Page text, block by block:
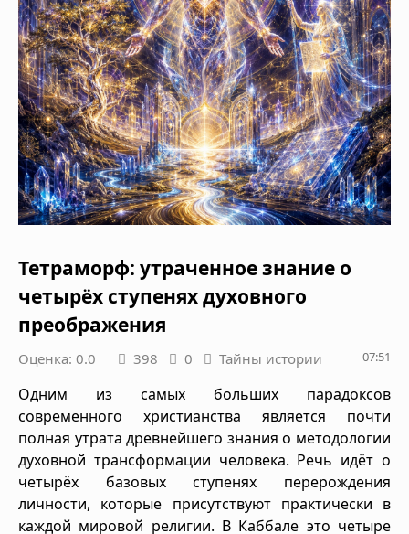
Тетраморф: утраченное знание о
четырёх ступенях духовного
преображения
Оценка: 0.0 398 0 Тайны истории 07:51
Одним из самых больших парадоксов
современного христианства является почти
полная утрата древнейшего знания о методологии
духовной трансформации человека. Речь идёт о
четырёх базовых ступенях перерождения
личности, которые присутствуют практически в
каждой мировой религии. В Каббале это четыре